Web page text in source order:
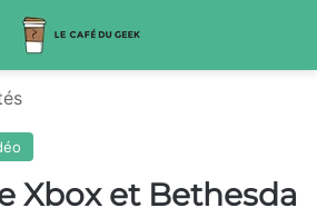
Xbox et Bethesda